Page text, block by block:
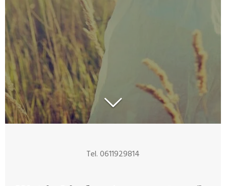
Tel. 0611929814